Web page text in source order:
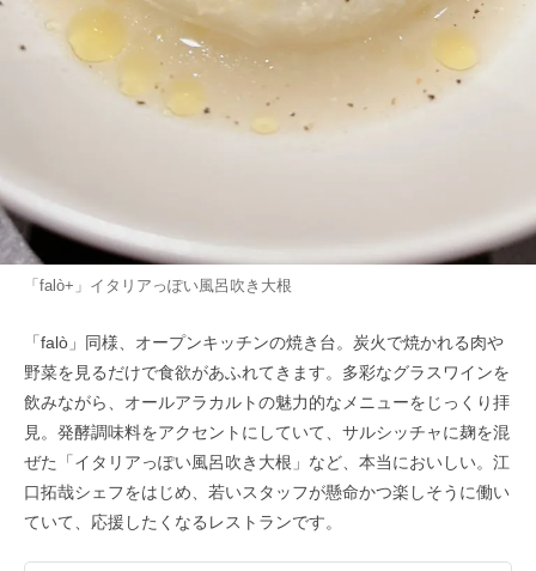
「falò+」イタリアっぽい風呂吹き大根
「falò」同様、オープンキッチンの焼き台。炭火で焼かれる肉や
野菜を見るだけで食欲があふれてきます。多彩なグラスワインを
飲みながら、オールアラカルトの魅力的なメニューをじっくり拝
見。発酵調味料をアクセントにしていて、サルシッチャに麹を混
ぜた「イタリアっぽい風呂吹き大根」など、本当においしい。江
口拓哉シェフをはじめ、若いスタッフが懸命かつ楽しそうに働い
ていて、応援したくなるレストランです。